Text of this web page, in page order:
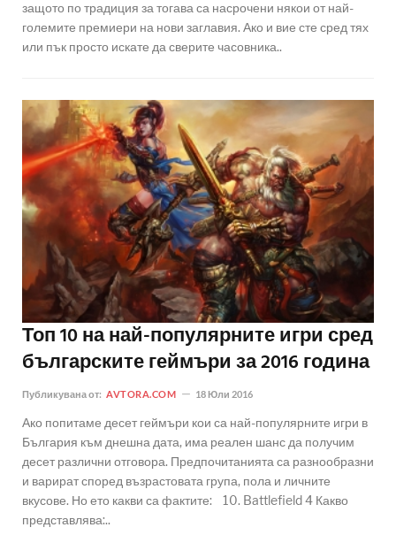
защото по традиция за тогава са насрочени някои от най-
големите премиери на нови заглавия. Ако и вие сте сред тях
или пък просто искате да сверите часовника..
Топ 10 на най-популярните игри сред
българските геймъри за 2016 година
Публикувана от: AVTORA.COM 18 Юли 2016
Ако попитаме десет геймъри кои са най-популярните игри в
България към днешна дата, има реален шанс да получим
десет различни отговора. Предпочитанията са разнообразни
и варират според възрастовата група, пола и личните
вкусове. Но ето какви са фактите: 10. Battlefield 4 Какво
представлява:..